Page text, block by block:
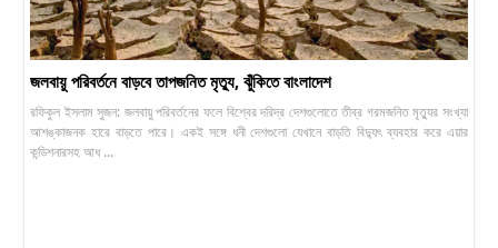
জলবায়ু পরিবর্তনে বাড়বে তাপজনিত মৃত্যু, ঝুঁকিতে বাংলাদেশ
রফিকুল ইসলাম সুজন: জলবায়ু পরিবর্তনের ফলে বিশ্বের দরিদ্র দেশগুলোতে তীব্র গরমজনিত মৃত্যুর সংখ্যা
আশঙ্কাজনক হারে বাড়তে পারে। একই সঙ্গে ধনী দেশগুলো যেখানে বাড়তি বিদ্যুৎ ব্যবহার করে এয়ার
কন্ডিশনারসহ আধ ...